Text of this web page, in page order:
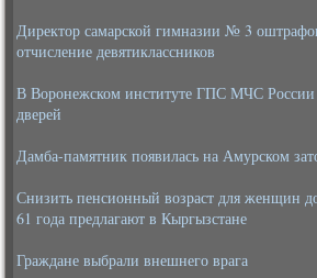
Директор самарской гимназии № 3
отчисление девятиклассников
В Воронежском институте ГПС МЧС
дверей
Дамба-памятник появилась на Амурском
Снизить пенсионный возраст для женщин
61 года предлагают в Кыргызстане
Граждане выбрали внешнего врага